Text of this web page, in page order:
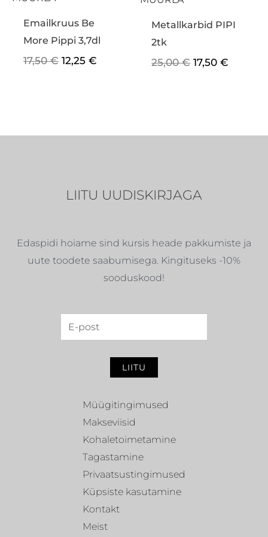
Emailkruus Be
More Pippi 3,7dl
17,50€ 12,25€
Metallkarbid PIPI
2tk
25,00€ 17,50€
LIITU UUDISKIRJAGA
Edaspidi hoiame sind kursis heade pakkumiste ja
uute toodete saabumisega. Kingituseks -10%
sooduskood!
LIITU
Müügitingimused
Makseviisid
Kohaletoimetamine
Tagastamine
Privaatsustingimused
Küpsiste kasutamine
Kontakt
Meist